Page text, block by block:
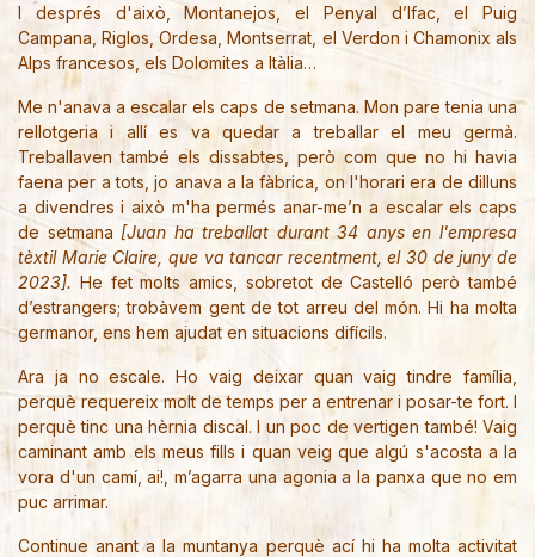
I després d'això, Montanejos, el Penyal d’Ifac, el Puig
Campana, Riglos, Ordesa, Montserrat, el Verdon i Chamonix als
Alps francesos, els Dolomites a Itàlia…
Me n'anava a escalar els caps de setmana. Mon pare tenia una
rellotgeria i allí es va quedar a treballar el meu germà.
Treballaven també els dissabtes, però com que no hi havia
faena per a tots, jo anava a la fàbrica, on l'horari era de dilluns
a divendres i això m'ha permés anar-me’n a escalar els caps
de setmana [Juan ha treballat durant 34 anys en l'empresa
tèxtil Marie Claire, que va tancar recentment, el 30 de juny de
2023]. He fet molts amics, sobretot de Castelló però també
d’estrangers; trobàvem gent de tot arreu del món. Hi ha molta
germanor, ens hem ajudat en situacions difícils.
Ara ja no escale. Ho vaig deixar quan vaig tindre família,
perquè requereix molt de temps per a entrenar i posar-te fort. I
perquè tinc una hèrnia discal. I un poc de vertigen també! Vaig
caminant amb els meus fills i quan veig que algú s'acosta a la
vora d'un camí, ai!, m’agarra una agonia a la panxa que no em
puc arrimar.
Continue anant a la muntanya perquè ací hi ha molta activitat